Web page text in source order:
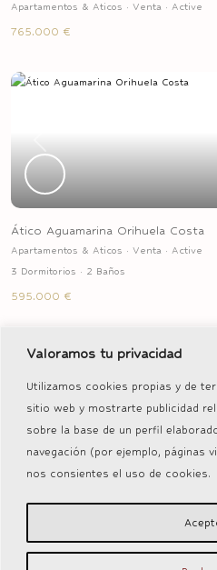
Valoramos tu privacidad
Utilizamos cookies propias y de
sitio web y mostrarte publicidad
sobre la base de un perfil
navegación (por ejemplo, páginas
nos consientes el uso de cookies.
Apartamentos & Aticos · Venta · Active
765.000 €
Ático Aguamarina Orihuela Costa
Apartamentos & Aticos · Venta · Active
3 Dormitorios · 2 Baños
595.000 €
Previous
Desde284.000 €